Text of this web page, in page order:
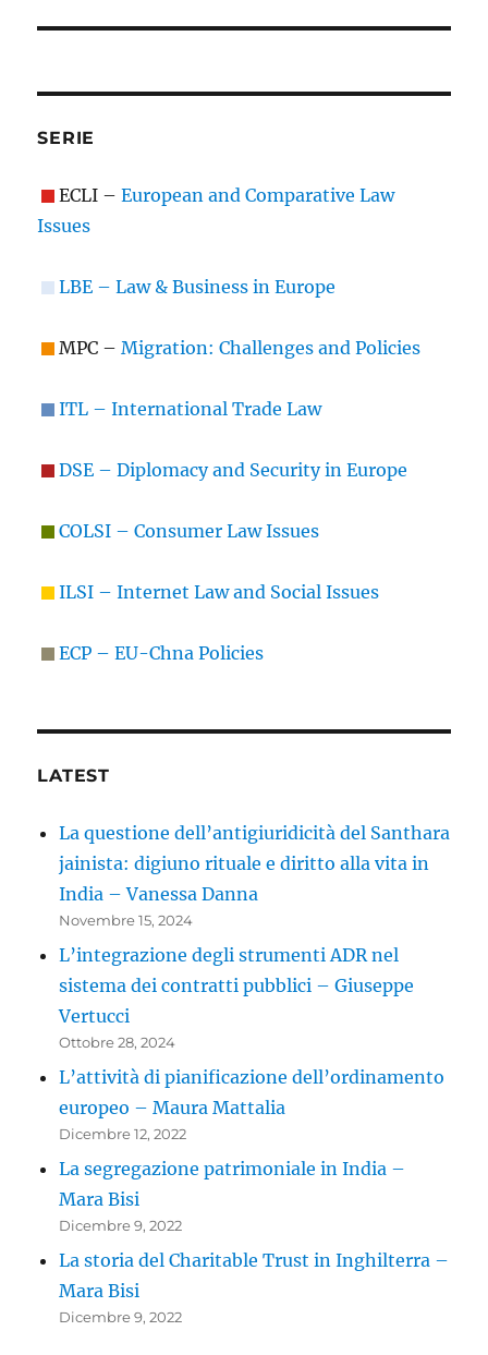
SERIE
ECLI –European and Comparative Law
Issues
LBE – Law & Business in Europe
MPC –Migration: Challenges and Policies
ITL – International Trade Law
DSE – Diplomacy and Security in Europe
COLSI – Consumer Law Issues
ILSI – Internet Law and Social Issues
ECP – EU-Chna Policies
LATEST
La questione dell’antigiuridicità del Santhara
jainista: digiuno rituale e diritto alla vita in
India – Vanessa Danna
Novembre 15, 2024
L’integrazione degli strumenti ADR nel
sistema dei contratti pubblici – Giuseppe
Vertucci
Ottobre 28, 2024
L’attività di pianificazione dell’ordinamento
europeo – Maura Mattalia
Dicembre 12, 2022
La segregazione patrimoniale in India –
Mara Bisi
Dicembre 9, 2022
La storia del Charitable Trust in Inghilterra –
Mara Bisi
Dicembre 9, 2022